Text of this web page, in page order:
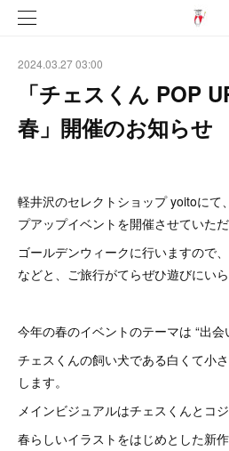
2024.03.27 03:00
「チェスくん POP
春」開催のお知らせ
軽井沢のセレクトショップ yoitoにて
プアップイベントを開催させていた
ゴールデンウィークに行いますので
などと、ご旅行がてらぜひ遊びにいら
今年の春のイベントのテーマは “出会
チェスくんの飼い犬である白くて小
します。
メインビジュアルはチェスくんとコ
春らしいイラストをはじめとした新